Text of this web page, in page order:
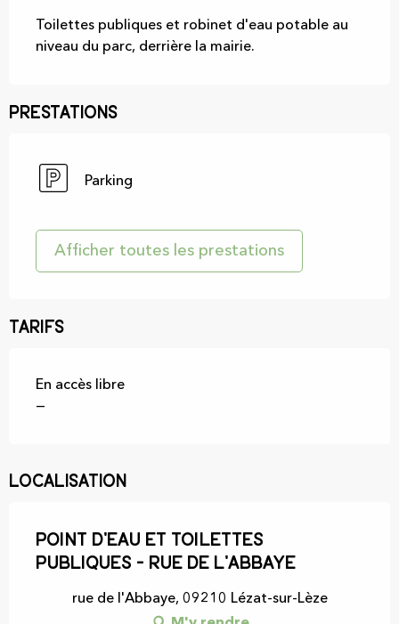
Toilettes publiques et robinet d'eau potable au
niveau du parc, derrière la mairie.
Prestations
Parking
Afficher toutes les prestations
Tarifs
En accès libre
—
Localisation
Point d'eau et toilettes
publiques - Rue de l'Abbaye
rue de l'Abbaye, 09210 Lézat-sur-Lèze